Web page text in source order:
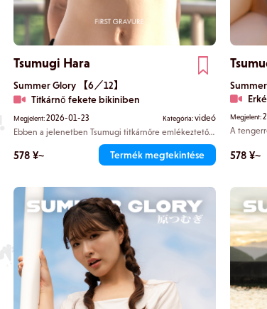
Tsumugi Hara
Summer Glory 【6／12】
Titkárnő fekete bikiniben
Megjelent:2026-01-23 Kategória:videó
Ebben a jelenetben Tsumugi titkárnőre emlékeztető
minden kívánságodat készen állna teljesíteni. A
fekete bikini kiemeli finom testvonalait, és már
578 ¥~ Termék megtekintése
Summer
Megjelent:
A
578 ¥~